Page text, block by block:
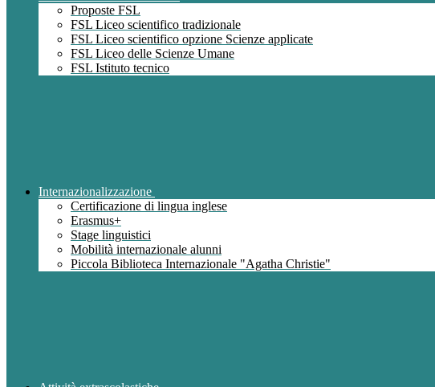
Proposte FSL
FSL Liceo scientifico tradizionale
FSL Liceo scientifico opzione Scienze applicate
FSL Liceo delle Scienze Umane
FSL Istituto tecnico
Internazionalizzazione
Certificazione di lingua inglese
Erasmus+
Stage linguistici
Mobilità internazionale alunni
Piccola Biblioteca Internazionale "Agatha Christie"